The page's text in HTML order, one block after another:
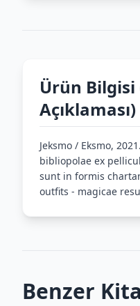
Ürün Bilgisi
Açıklaması)
Jeksmo / Eksmo,
bibliopolae ex
sunt in formis
outfits - magicae
Benzer